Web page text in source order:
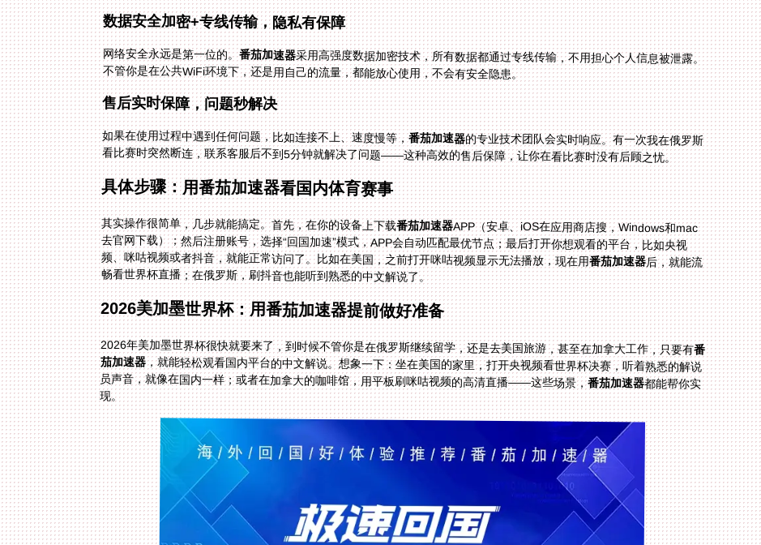
数据安全加密+专线传输，隐私有保障
网络安全永远是第一位的。番茄加速器采用高强度数据加密技术，所有数据都通过专线传输，不用担心个人信息被泄露。
不管你是在公共WiFi环境下，还是用自己的流量，都能放心使用，不会有安全隐患。
售后实时保障，问题秒解决
如果在使用过程中遇到任何问题，比如连接不上、速度慢等，番茄加速器的专业技术团队会实时响应。有一次我在俄罗斯
看比赛时突然断连，联系客服后不到5分钟就解决了问题——这种高效的售后保障，让你在看比赛时没有后顾之忧。
具体步骤：用番茄加速器看国内体育赛事
其实操作很简单，几步就能搞定。首先，在你的设备上下载番茄加速器APP（安卓、iOS在应用商店搜，Windows和mac
去官网下载）；然后注册账号，选择“回国加速”模式，APP会自动匹配最优节点；最后打开你想观看的平台，比如央视
频、咪咕视频或者抖音，就能正常访问了。比如在美国，之前打开咪咕视频显示无法播放，现在用番茄加速器后，就能流
畅看世界杯直播；在俄罗斯，刷抖音也能听到熟悉的中文解说了。
2026美加墨世界杯：用番茄加速器提前做好准备
2026年美加墨世界杯很快就要来了，到时候不管你是在俄罗斯继续留学，还是去美国旅游，甚至在加拿大工作，只要有番
茄加速器，就能轻松观看国内平台的中文解说。想象一下：坐在美国的家里，打开央视频看世界杯决赛，听着熟悉的解说
员声音，就像在国内一样；或者在加拿大的咖啡馆，用平板刷咪咕视频的高清直播——这些场景，番茄加速器都能帮你实
现。